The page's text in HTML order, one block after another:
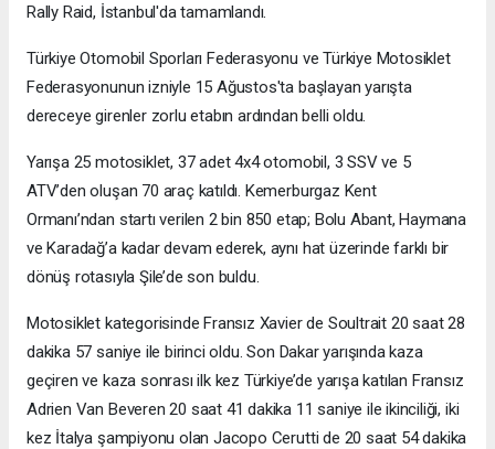
Rally Raid, İstanbul'da tamamlandı.
Türkiye Otomobil Sporları Federasyonu ve Türkiye Motosiklet
Federasyonunun izniyle 15 Ağustos'ta başlayan yarışta
dereceye girenler zorlu etabın ardından belli oldu.
Yarışa 25 motosiklet, 37 adet 4x4 otomobil, 3 SSV ve 5
ATV’den oluşan 70 araç katıldı. Kemerburgaz Kent
Ormanı’ndan startı verilen 2 bin 850 etap; Bolu Abant, Haymana
ve Karadağ’a kadar devam ederek, aynı hat üzerinde farklı bir
dönüş rotasıyla Şile’de son buldu.
Motosiklet kategorisinde Fransız Xavier de Soultrait 20 saat 28
dakika 57 saniye ile birinci oldu. Son Dakar yarışında kaza
geçiren ve kaza sonrası ilk kez Türkiye’de yarışa katılan Fransız
Adrien Van Beveren 20 saat 41 dakika 11 saniye ile ikinciliği, iki
kez İtalya şampiyonu olan Jacopo Cerutti de 20 saat 54 dakika